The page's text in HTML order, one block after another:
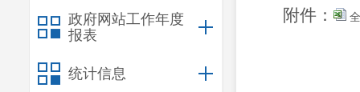
政府网站工作年度
报表
统计信息
附件：